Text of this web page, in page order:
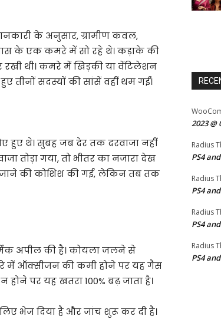
के अनुसार, ग्रामीण कवल,
के एक कमरे में सो रहे थे। कड़ाके की
थी। कमरे में खिड़की या वेंटिलेशन
तीनों सदस्यों की सांसें वहीं थम गईं।
हुए थे। सुबह जब देर तक दरवाजा नहीं
तोड़ा गया, तो भीतर का नजारा देख
जाने की कोशिश की गई, लेकिन तब तक
अपील की है। कोयला जलने से
में ऑक्सीजन की कमी होने पर यह गैस
पर यह खतरा 100% बढ़ जाता है।
भेज दिया है और जांच शुरू कर दी है।
2023 @
Radius
PS4
Radius
PS4
Radius
PS4
Radius
PS4